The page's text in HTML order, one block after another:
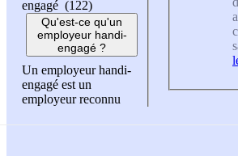
engagé (122)
Qu'est-ce qu'un
employeur handi-
engagé ?
Un employeur handi-
engagé est un
employeur reconnu